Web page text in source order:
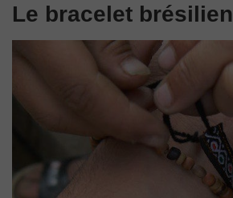
Le bracelet brésilien